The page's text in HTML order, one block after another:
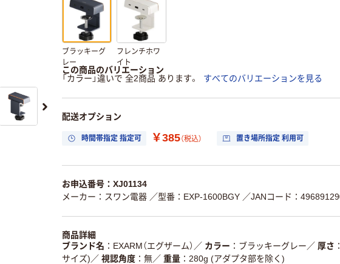
ブラッキーグ
レー
フレンチホワ
イト
この商品のバリエーション
「カラー」違いで 全2商品 あります。
すべてのバリエーションを見る
配送オプション
時間帯指定 指定可 ￥385（税込） 置き場所指定 利用可
お申込番号：XJ01134
メーカー：スワン電器 ／型番：EXP-1600BGY ／JANコード：
商品詳細
ブランド名
EXARM（エグザーム） ／ カラー ブラッキーグレー ／ 厚さ
サイズ) ／ 視認角度 無／ 重量
280g (アダプタ部を除く)